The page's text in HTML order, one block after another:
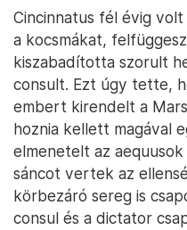
Cincinnatus fél évig
a kocsmákat,
kiszabadította szorult
consult. Ezt úgy tette,
embert kirendelt a
hoznia kellett magával
elmenetelt az
sáncot vertek az
körbezáró sereg is
consul és a dictator